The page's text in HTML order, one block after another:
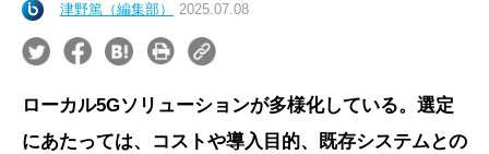
津野篤（編集部） 2025.07.08
ローカル5Gソリューションが多様化している。選定
にあたっては、コストや導入目的、既存システムとの